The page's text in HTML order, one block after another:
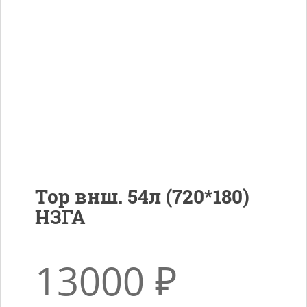
Тор внш. 54л (720*180)
НЗГА
13000 ₽